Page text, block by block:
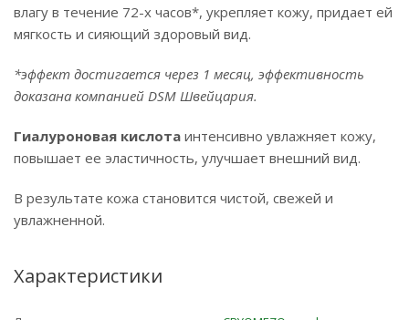
влагу в течение 72-х часов*, укрепляет кожу, придает ей
мягкость и сияющий здоровый вид.
*эффект достигается через 1 месяц, эффективность
доказана компанией DSM Швейцария.
Гиалуроновая кислота интенсивно увлажняет кожу,
повышает ее эластичность, улучшает внешний вид.
В результате кожа становится чистой, свежей и
увлажненной.
Характеристики